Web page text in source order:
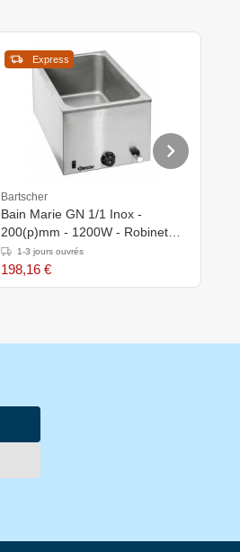
Express
Bartscher
Bain Marie GN 1/1 Inox -
200(p)mm - 1200W - Robinet
De Vidange -
355X550X295(h)mm
1-3 jours ouvrés
198,16 €